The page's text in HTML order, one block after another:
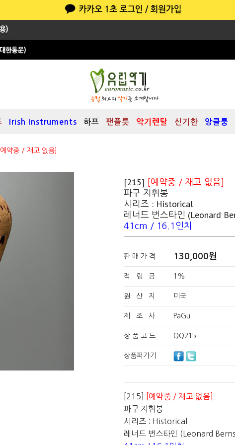
Irish Instruments 하프 팬플릇 악기렌탈 신기한 앙클룽
[예약중 / 재고 없음]
[215] [예약중 / 재고 없음]
파구 지휘봉
시리즈 : Historical
레너드 번스타인 (Leonard
41cm / 16.1인치
판 매 가 격 130,000원
적 립 금 1%
원 산 지 미국
제 조 사 PaGu
상 품 코 드 QQ215
상품퍼가기
[215]
[예약중 / 재고 없음]
파구 지휘봉
시리즈 : Historical
레너드 번스타인 (Leonard